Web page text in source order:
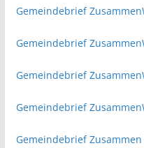
Gemeindebrief
Gemeindebrief
Gemeindebrief
Gemeindebrief
Gemeindebrief Zusammen